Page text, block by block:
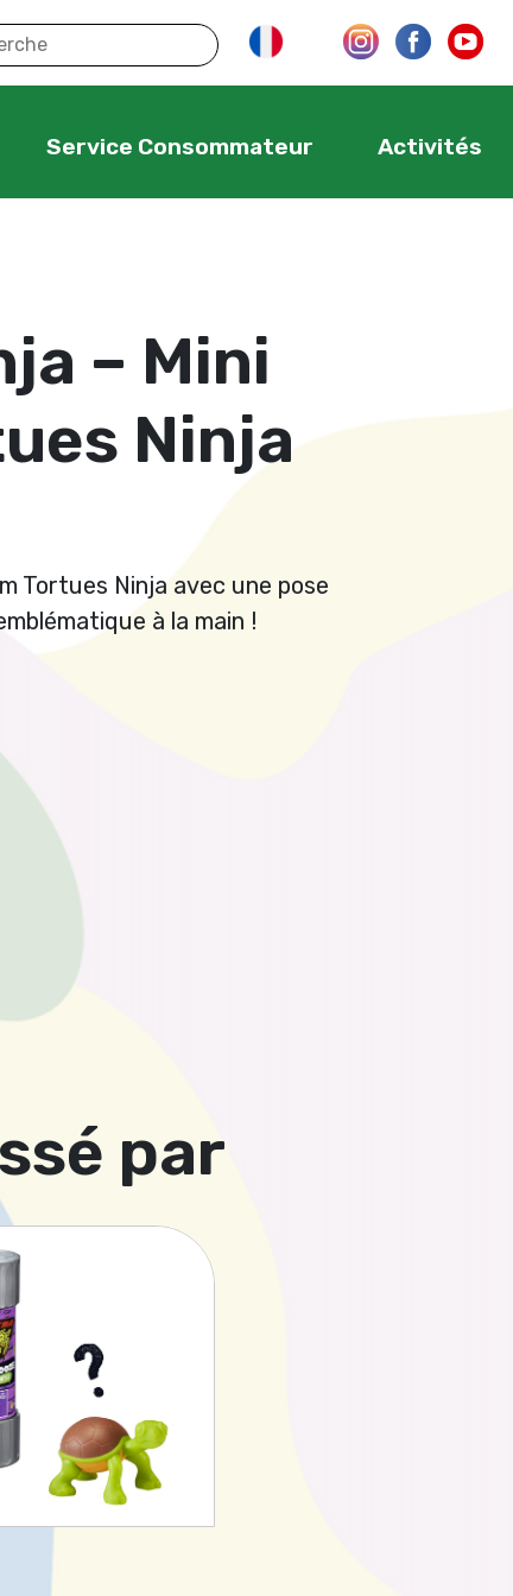
Service Consommateur Activités
– Mini
Ninja
Tortues Ninja avec une pose
à la main !
par